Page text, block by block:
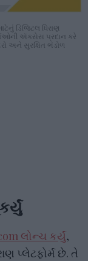
ડિજિટલ ધિરાણ
ઍક્સેસ પ્રદાન કરે
અને સુરક્ષિત ભંડોળ
લોન્ચ કર્યું,
પ્લેટફોર્મ છે. તે